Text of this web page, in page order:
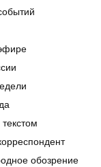
обозрение